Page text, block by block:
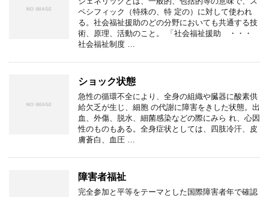
ペシフィック（特殊の、特 定の）に対して使われ
る。社会福祉援助のどの分野においても共通する技
術、原理、活動のこと。 「社会福祉援助 ・・・
社会福祉制度 …
ショック状態
急性の循環不全により、全身の組織や臓器に酸素供
給欠乏が生じ、細胞 の代謝に障害をきした状態。出
血、外傷、脱水、細菌感染などの際にみら れ、心因
性のものもある。全身症状としては、四肢冷汗、皮
膚蒼白、血圧 …
障害者福祉
完全参加と平等をテーマとした国際障害者年で確認